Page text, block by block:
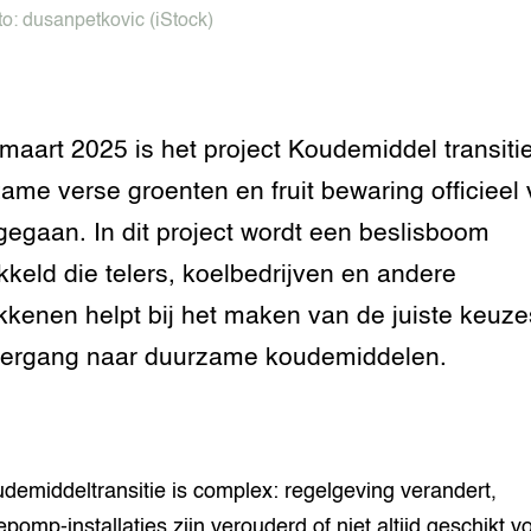
en
dusanpetkovic(iStock)
2025 is het project Koudemiddel
verse groenten en fruit bewaring officieel
In dit project wordt een beslisboom
die telers, koelbedrijven en andere
helpt bij het maken van de juiste
naar duurzame koudemiddelen.
is complex: regelgeving verandert,